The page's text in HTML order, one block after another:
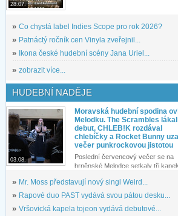
28.07.
» Co chystá label Indies Scope pro rok 2026?
» Patnáctý ročník cen Vinyla zveřejnil...
» Ikona české hudební scény Jana Uriel...
» zobrazit více...
HUDEBNÍ NADĚJE
03.08.
Moravská hudební spodina
Melodku. The Scrambles
debut, CHLEB!K rozdával
chlebíčky a Rocket Bunny
večer punkrockovou jistotou
Poslední červencový večer se na
brněnské Melodce setkaly tři
» Mr. Moss představují nový singl Weird...
» Rapové duo PAST vydává svou pátou desku...
» Vršovická kapela tojeon vydává debutové...